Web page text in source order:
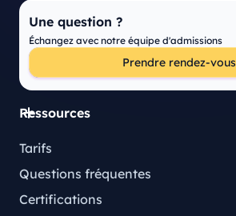
Une question ?
Échangez avec notre équipe d'admissions
Prendre rendez-vous
Ressources
Tarifs
Questions fréquentes
Certifications